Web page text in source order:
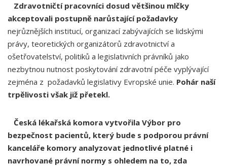
Zdravotničtí pracovníci dosud většinou mlčky
akceptovali postupně narůstající požadavky
nejrůznějších institucí, organizací zabývajících se lidskými
právy, teoretických organizátorů zdravotnictví a
ošetřovatelství, politiků a legislativních právníků jako
nezbytnou nutnost poskytování zdravotní péče vyplývající
zejména z požadavků legislativy Evropské unie. Pohár naší
trpělivosti však již přetekl.
Česká lékařská komora vytvořila Výbor pro
bezpečnost pacientů, který bude s podporou právní
kanceláře komory analyzovat jednotlivé platné i
navrhované právní normy s ohledem na to, zda